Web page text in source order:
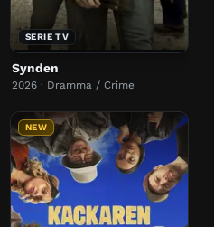
SERIE TV
Synden
2026 · Dramma / Crime
NEW